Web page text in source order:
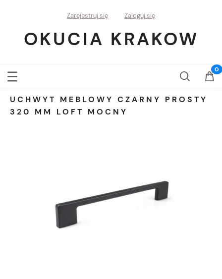
Zarejestruj się Zaloguj się
OKUCIA KRAKOW
UCHWYT MEBLOWY CZARNY PROSTY
320 MM LOFT MOCNY